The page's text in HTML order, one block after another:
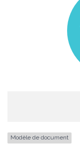
Modèle de document